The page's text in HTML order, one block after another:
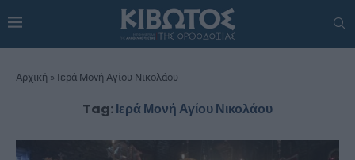
Αρχική » Ιερά Μονή Αγίου Νικολάου
Tag:Ιερά Μονή Αγίου Νικολάου